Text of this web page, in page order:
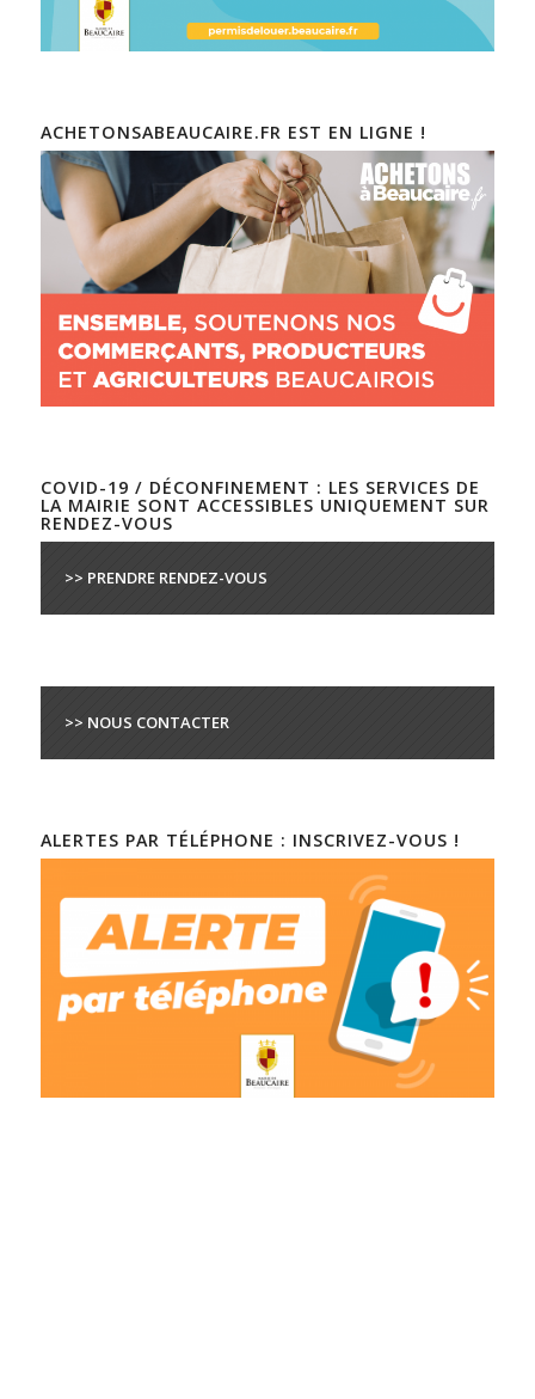
ACHETONSABEAUCAIRE.FR EST EN LIGNE !
COVID-19 / DÉCONFINEMENT : LES SERVICES DE
LA MAIRIE SONT ACCESSIBLES UNIQUEMENT SUR
RENDEZ-VOUS
>> PRENDRE RENDEZ-VOUS
>> NOUS CONTACTER
ALERTES PAR TÉLÉPHONE : INSCRIVEZ-VOUS !